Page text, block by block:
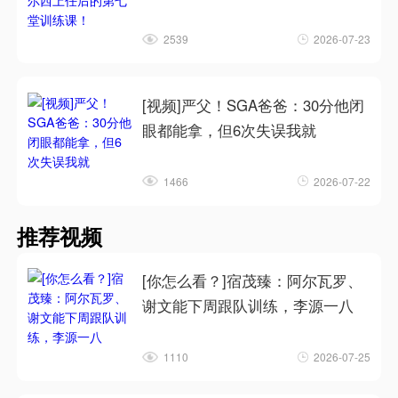
2539 2026-07-23
[视频]严父！SGA爸爸：30分他闭
眼都能拿，但6次失误我就
1466 2026-07-22
推荐视频
[你怎么看？]宿茂臻：阿尔瓦罗、
谢文能下周跟队训练，李源一八
1110 2026-07-25